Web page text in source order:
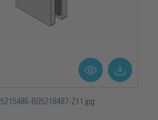
BO5218487-Z11.jpg